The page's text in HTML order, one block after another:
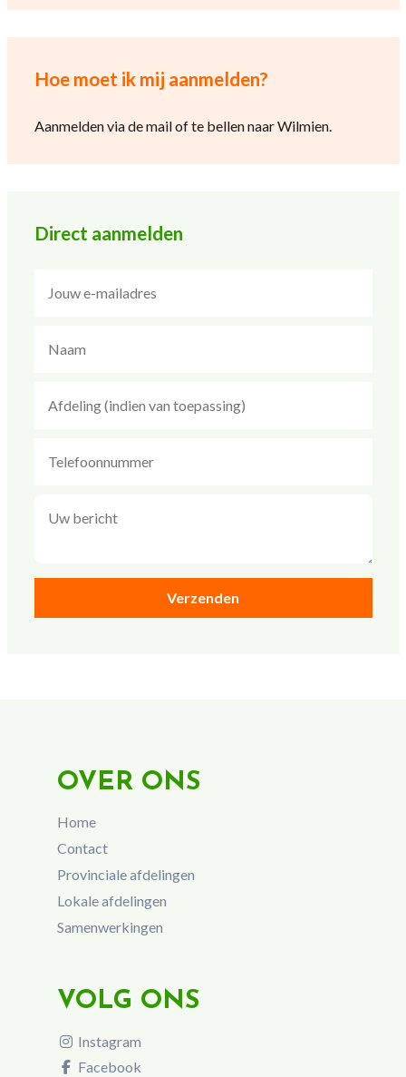
Hoe moet ik mij aanmelden?
Aanmelden via de mail of te bellen naar Wilmien.
Direct aanmelden
OVER ONS
Home
Contact
Provinciale afdelingen
Lokale afdelingen
Samenwerkingen
VOLG ONS
Instagram
Facebook